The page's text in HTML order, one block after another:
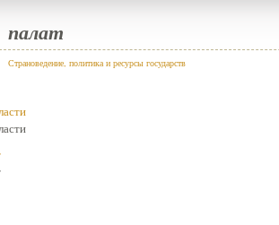
палат
Страноведение, политика и ресурсы государств